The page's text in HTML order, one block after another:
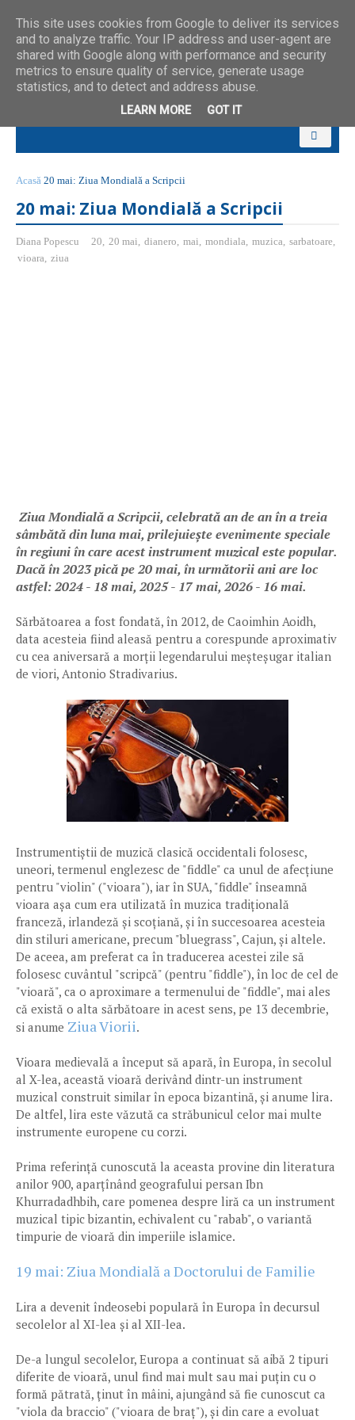
Acasă 20 mai: Ziua Mondială a Scripcii
20 mai: Ziua Mondială a Scripcii
Diana Popescu 20, 20 mai, dianero, mai, mondiala, muzica, sarbatoare,
vioara, ziua
Ziua Mondială a Scripcii, celebrată an de an în a treia
sâmbătă din luna mai, prilejuiește evenimente speciale
în regiuni în care acest instrument muzical este popular.
Dacă în 2023 pică pe 20 mai, în următorii ani are loc
astfel: 2024 - 18 mai, 2025 - 17 mai, 2026 - 16 mai.
Sărbătoarea a fost fondată, în 2012, de Caoimhin Aoidh,
data acesteia fiind aleasă pentru a corespunde aproximativ
cu cea aniversară a morții legendarului meșteșugar italian
de viori, Antonio Stradivarius.
Instrumentiștii de muzică clasică occidentali folosesc,
uneori, termenul englezesc de "fiddle" ca unul de afecțiune
pentru "violin" ("vioara"), iar în SUA, "fiddle" înseamnă
vioara așa cum era utilizată în muzica tradițională
franceză, irlandeză și scoțiană, și în succesoarea acesteia
din stiluri americane, precum "bluegrass", Cajun, și altele.
De aceea, am preferat ca în traducerea acestei zile să
folosesc cuvântul "scripcă" (pentru "fiddle"), în loc de cel de
"vioară", ca o aproximare a termenului de "fiddle", mai ales
că există o alta sărbătoare in acest sens, pe 13 decembrie,
si anume Ziua Viorii.
Vioara medievală a început să apară, în Europa, în secolul
al X-lea, această vioară derivând dintr-un instrument
muzical construit similar în epoca bizantină, și anume lira.
De altfel, lira este văzută ca străbunicul celor mai multe
instrumente europene cu corzi.
Prima referință cunoscută la aceasta provine din literatura
anilor 900, aparțînând geografului persan Ibn
Khurradadhbih, care pomenea despre liră ca un instrument
muzical tipic bizantin, echivalent cu "rabab", o variantă
timpurie de vioară din imperiile islamice.
19 mai: Ziua Mondială a Doctorului de Familie
Lira a devenit îndeosebi populară în Europa în decursul
secolelor al XI-lea și al XII-lea.
De-a lungul secolelor, Europa a continuat să aibă 2 tipuri
diferite de vioară, unul find mai mult sau mai puțin cu o
formă pătrată, ținut în mâini, ajungând să fie cunoscut ca
"viola da braccio" ("vioara de braț"), și din care a evoluat
This site uses cookies from Google to deliver its services
and to analyze traffic. Your IP address and user-agent are
shared with Google along with performance and security
metrics to ensure quality of service, generate usage
statistics, and to detect and address abuse.
LEARN MORE GOT IT